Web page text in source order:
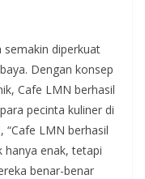
diperkuat
Dengan konsep
Cafe LMN berhasil
pecinta kuliner di
“Cafe LMN berhasil
hanya enak, tetapi
benar-benar